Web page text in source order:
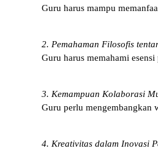
Guru harus mampu
2. Pemahaman Filosofis
Guru harus memahami
3. Kemampuan Kolaborasi
Guru perlu mengembangkan
4. Kreativitas dalam Inovasi